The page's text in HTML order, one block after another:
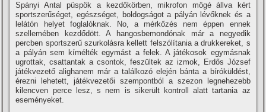
Spányi Antal püspök a kezdőkörben, mikrofon mögé állva kért
sportszerűséget, egészséget, boldogságot a pályán lévőknek és a
lelátón helyet foglalóknak. No, a mérkőzés nem éppen ennek
szellemében kezdődött. A hangosbemondónak már a negyedik
percben sportszerű szurkolásra kellett felszólí­tania a drukkereket, s
a pályán sem kí­mélték egymást a felek. A játékosok egymásnak
ugrottak, csattantak a csontok, feszültek az izmok, Erdős József
játékvezető alighanem már a találkozó elején bánta a bí­róküldést,
érezni lehetett, játékvezetői szempontból a szezon legnehezebb
kilencven perce lesz, s nem is sikerült kontroll alatt tartania az
eseményeket.